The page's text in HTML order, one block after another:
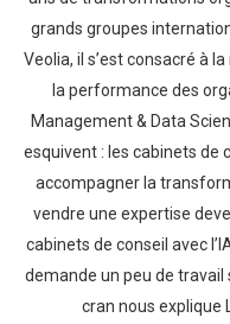
grands groupes
Veolia, il s’est consacré à
la performance des
Management & Data
esquivent : les cabinets de
accompagner la
vendre une expertise
cabinets de conseil avec
demande un peu de travail
cran nous explique